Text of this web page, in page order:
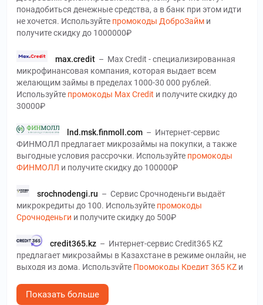
понадобиться денежные средства, а в банк при этом идти
не хочется. Используйте промокоды ДоброЗайм и
получите скидку до 1000000₽
max.credit– Max Credit - специализированная
микрофинансовая компания, которая выдает всем
желающим займы в пределах 1000-30 000 рублей.
Используйте промокоды Max Credit и получите скидку до
30000₽
lnd.msk.finmoll.com– Интернет-сервис
ФИНМОЛЛ предлагает микрозаймы на покупки, а также
выгодные условия рассрочки. Используйте промокоды
ФИНМОЛЛ и получите скидку до 100000₽
srochnodengi.ru – Сервис Срочноденьги выдаёт
микрокредиты до 100. Используйте промокоды
Срочноденьги и получите скидку до 500₽
credit365.kz– Интернет-сервис Credit365 KZ
предлагает микрозаймы в Казахстане в режиме онлайн, не
выходя из дома. Используйте Промокоды Кредит 365 KZ и
Показать больше